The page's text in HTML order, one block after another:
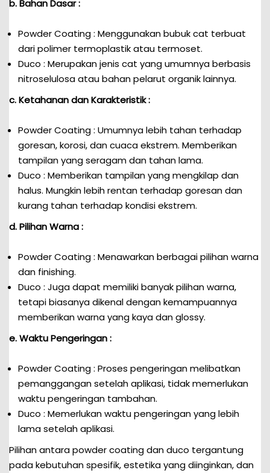
b. Bahan Dasar :
Powder Coating : Menggunakan bubuk cat terbuat
dari polimer termoplastik atau termoset.
Duco : Merupakan jenis cat yang umumnya berbasis
nitroselulosa atau bahan pelarut organik lainnya.
c. Ketahanan dan Karakteristik :
Powder Coating : Umumnya lebih tahan terhadap
goresan, korosi, dan cuaca ekstrem. Memberikan
tampilan yang seragam dan tahan lama.
Duco : Memberikan tampilan yang mengkilap dan
halus. Mungkin lebih rentan terhadap goresan dan
kurang tahan terhadap kondisi ekstrem.
d. Pilihan Warna :
Powder Coating : Menawarkan berbagai pilihan warna
dan finishing.
Duco : Juga dapat memiliki banyak pilihan warna,
tetapi biasanya dikenal dengan kemampuannya
memberikan warna yang kaya dan glossy.
e. Waktu Pengeringan :
Powder Coating : Proses pengeringan melibatkan
pemanggangan setelah aplikasi, tidak memerlukan
waktu pengeringan tambahan.
Duco : Memerlukan waktu pengeringan yang lebih
lama setelah aplikasi.
Pilihan antara powder coating dan duco tergantung
pada kebutuhan spesifik, estetika yang diinginkan, dan